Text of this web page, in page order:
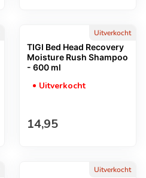
Uitverkocht
TIGI Bed Head Recovery
Moisture Rush Shampoo
- 600 ml
Uitverkocht
Normale prijs
14,95
Uitverkocht